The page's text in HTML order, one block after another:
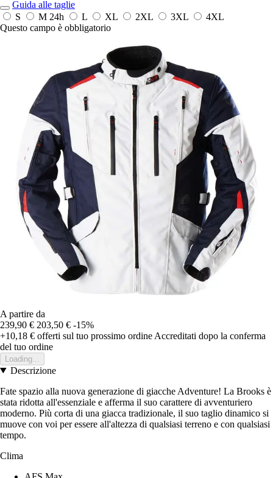
Guida alle taglie
S
M 24h L XL 2XL 3XL
4XL
Questo campo è obbligatorio
A partire da
239,90 € 203,50 € -15%
+10,18 € offerti sul tuo prossimo ordine Accreditati dopo la conferma
del tuo ordine
Loading...
Descrizione
Fate spazio alla nuova generazione di giacche Adventure! La Brooks è
stata ridotta all'essenziale e afferma il suo carattere di avventuriero
moderno. Più corta di una giacca tradizionale, il suo taglio dinamico si
muove con voi per essere all'altezza di qualsiasi terreno e con qualsiasi
tempo.
Clima